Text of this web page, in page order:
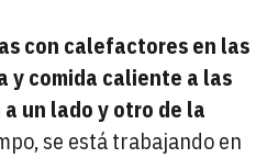
con calefactores en las
y comida caliente a las
un lado y otro de la
se está trabajando en